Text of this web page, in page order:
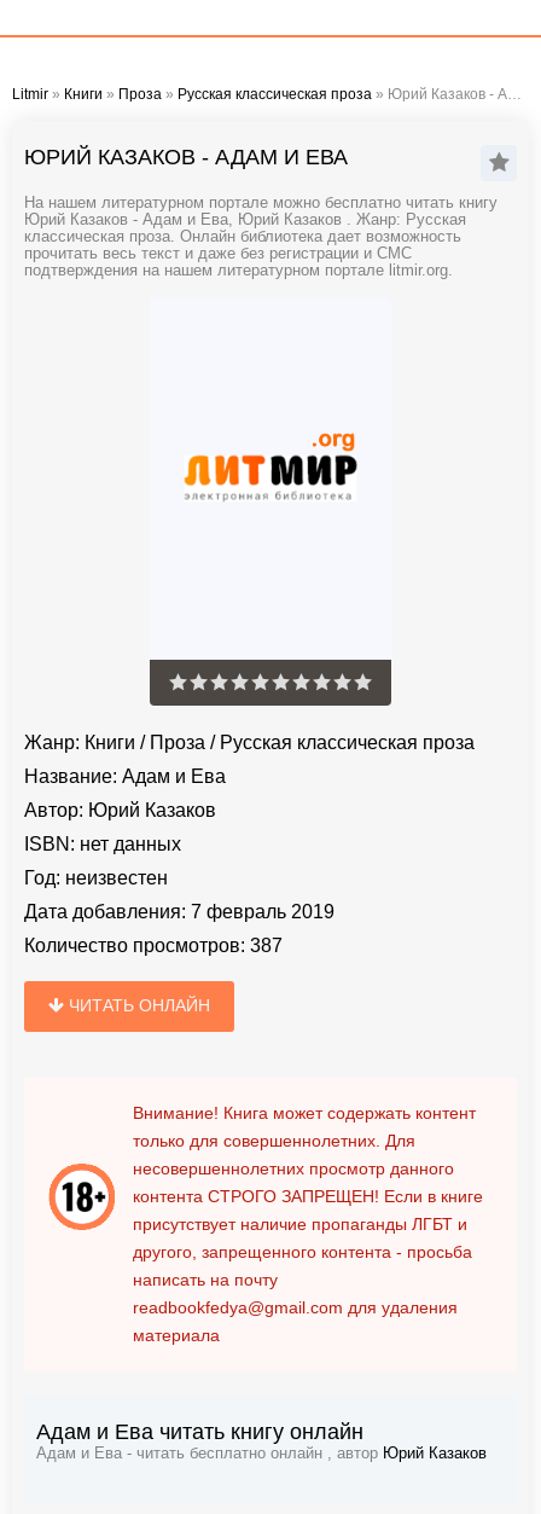
Litmir » Книги » Проза » Русская классическая проза » Юрий Казаков - Адам и Ева
ЮРИЙ КАЗАКОВ - АДАМ И ЕВА
На нашем литературном портале можно бесплатно читать книгу
Юрий Казаков - Адам и Ева, Юрий Казаков . Жанр: Русская
классическая проза. Онлайн библиотека дает возможность
прочитать весь текст и даже без регистрации и СМС
подтверждения на нашем литературном портале litmir.org.
Жанр: Книги / Проза / Русская классическая проза
Название: Адам и Ева
Автор: Юрий Казаков
ISBN: нет данных
Год: неизвестен
Дата добавления: 7 февраль 2019
Количество просмотров: 387
ЧИТАТЬ ОНЛАЙН
Внимание! Книга может содержать контент
только для совершеннолетних. Для
несовершеннолетних просмотр данного
контента СТРОГО ЗАПРЕЩЕН! Если в книге
присутствует наличие пропаганды ЛГБТ и
другого, запрещенного контента - просьба
написать на почту
readbookfedya@gmail.com для удаления
материала
Адам и Ева читать книгу онлайн
Адам и Ева - читать бесплатно онлайн , автор Юрий Казаков